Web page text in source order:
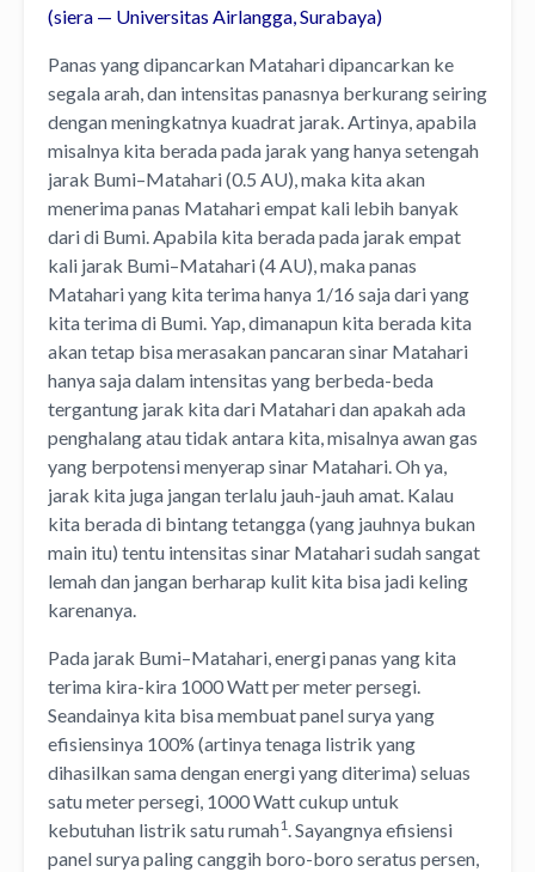
(siera — Universitas Airlangga, Surabaya)
Panas yang dipancarkan Matahari dipancarkan ke
segala arah, dan intensitas panasnya berkurang seiring
dengan meningkatnya kuadrat jarak. Artinya, apabila
misalnya kita berada pada jarak yang hanya setengah
jarak Bumi–Matahari (0.5 AU), maka kita akan
menerima panas Matahari empat kali lebih banyak
dari di Bumi. Apabila kita berada pada jarak empat
kali jarak Bumi–Matahari (4 AU), maka panas
Matahari yang kita terima hanya 1/16 saja dari yang
kita terima di Bumi. Yap, dimanapun kita berada kita
akan tetap bisa merasakan pancaran sinar Matahari
hanya saja dalam intensitas yang berbeda-beda
tergantung jarak kita dari Matahari dan apakah ada
penghalang atau tidak antara kita, misalnya awan gas
yang berpotensi menyerap sinar Matahari. Oh ya,
jarak kita juga jangan terlalu jauh-jauh amat. Kalau
kita berada di bintang tetangga (yang jauhnya bukan
main itu) tentu intensitas sinar Matahari sudah sangat
lemah dan jangan berharap kulit kita bisa jadi keling
karenanya.
Pada jarak Bumi–Matahari, energi panas yang kita
terima kira-kira 1000 Watt per meter persegi.
Seandainya kita bisa membuat panel surya yang
efisiensinya 100% (artinya tenaga listrik yang
dihasilkan sama dengan energi yang diterima) seluas
satu meter persegi, 1000 Watt cukup untuk
kebutuhan listrik satu rumah1 . Sayangnya efisiensi
panel surya paling canggih boro-boro seratus persen,